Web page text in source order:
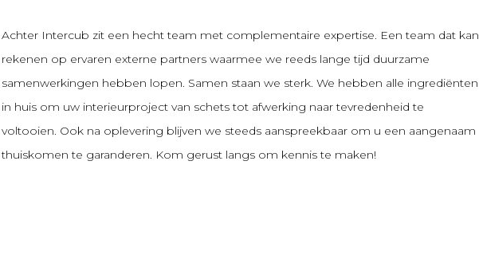
Achter Intercub zit een hecht team met complementaire expertise. Een team dat kan
rekenen op ervaren externe partnerswaarmee we reeds lange tijd duurzame
samenwerkingen hebben lopen. Samen staan we sterk. We hebben alle ingrediënten
in huis om uw interieurproject van schets tot afwerking naar tevredenheid te
voltooien. Ook na oplevering blijven we steeds aanspreekbaar om u een aangenaam
thuiskomen te garanderen. Kom gerust langs om kennis te maken!